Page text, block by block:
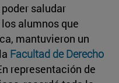
saludar
alumnos que
mantuvieron un
Facultad de Derecho
representación de